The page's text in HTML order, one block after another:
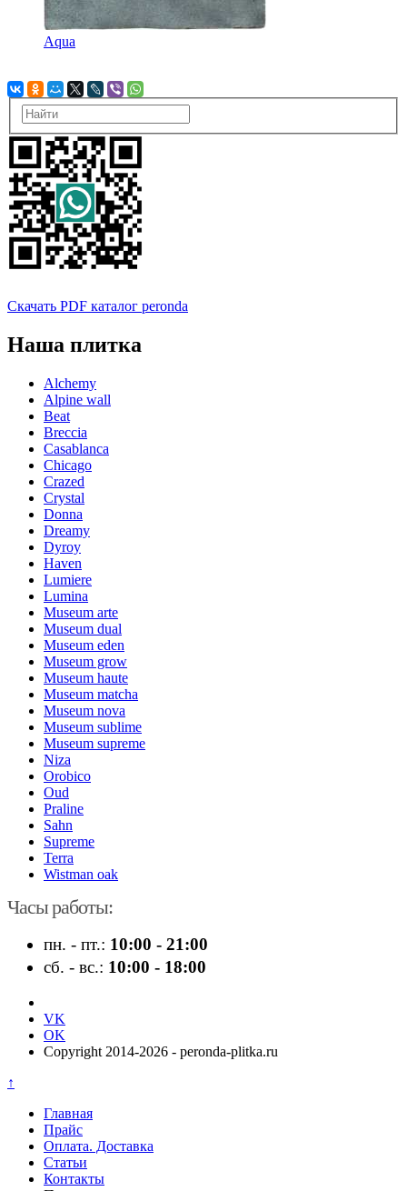
Aqua
Скачать PDF каталог peronda
Наша плитка
Alchemy
Alpine wall
Beat
Breccia
Casablanca
Chicago
Crazed
Crystal
Donna
Dreamy
Dyroy
Haven
Lumiere
Lumina
Museum arte
Museum dual
Museum eden
Museum grow
Museum haute
Museum matcha
Museum nova
Museum sublime
Museum supreme
Niza
Orobico
Oud
Praline
Sahn
Supreme
Terra
Wistman oak
Часы работы:
пн. - пт.: 10:00 - 21:00
сб. - вс.: 10:00 - 18:00
VK
OK
Copyright 2014-2026 - peronda-plitka.ru
↑
Главная
Прайс
Оплата. Доставка
Статьи
Контакты